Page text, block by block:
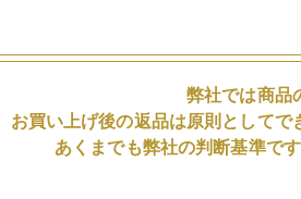
弊社では商品
お買い上げ後の返品は原則としてで
あくまでも弊社の判断基準で